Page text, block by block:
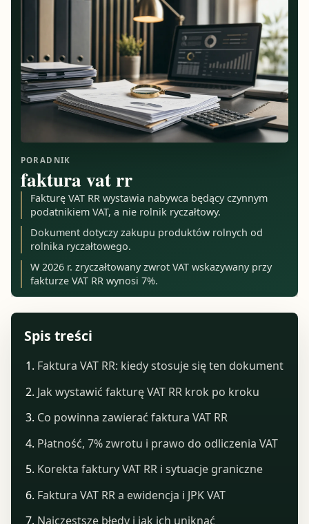
PORADNIK
faktura vat rr
Fakturę VAT RR wystawia nabywca będący czynnym
podatnikiem VAT, a nie rolnik ryczałtowy.
Dokument dotyczy zakupu produktów rolnych od
rolnika ryczałtowego.
W 2026 r. zryczałtowany zwrot VAT wskazywany przy
fakturze VAT RR wynosi 7%.
Spis treści
Faktura VAT RR: kiedy stosuje się ten dokument
Jak wystawić fakturę VAT RR krok po kroku
Co powinna zawierać faktura VAT RR
Płatność, 7% zwrotu i prawo do odliczenia VAT
Korekta faktury VAT RR i sytuacje graniczne
Faktura VAT RR a ewidencja i JPK VAT
Najczęstsze błędy i jak ich uniknąć